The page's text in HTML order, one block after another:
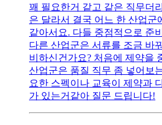
꽤 필요한거 같고 같은 직무더
은 달라서 결국 어느 한 산업군
같아서요. 다들 중점적으로 준
다른 산업군은 서류를 조금 바
비하신건가요? 처음에 제약을
산업군은 품질 직무 좀 넣어보
요한 스펙이나 교육이 제약과
가 있는거같아 질문 드립니다!